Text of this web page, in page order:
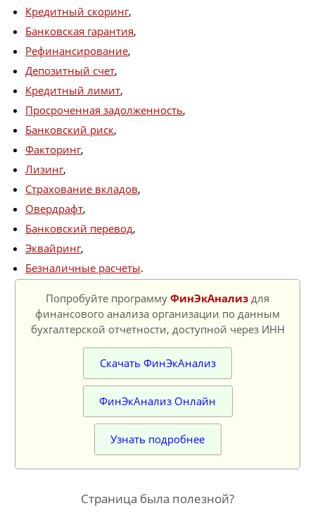
Кредитный скоринг,
Банковская гарантия,
Рефинансирование,
Депозитный счет,
Кредитный лимит,
Просроченная задолженность,
Банковский риск,
Факторинг,
Лизинг,
Страхование вкладов,
Овердрафт,
Банковский перевод,
Эквайринг,
Безналичные расчеты.
Попробуйте программу ФинЭкАнализ для
финансового анализа организации по данным
бухгалтерской отчетности, доступной через ИНН
Скачать ФинЭкАнализ
ФинЭкАнализ Онлайн
Узнать подробнее
Страница была полезной?